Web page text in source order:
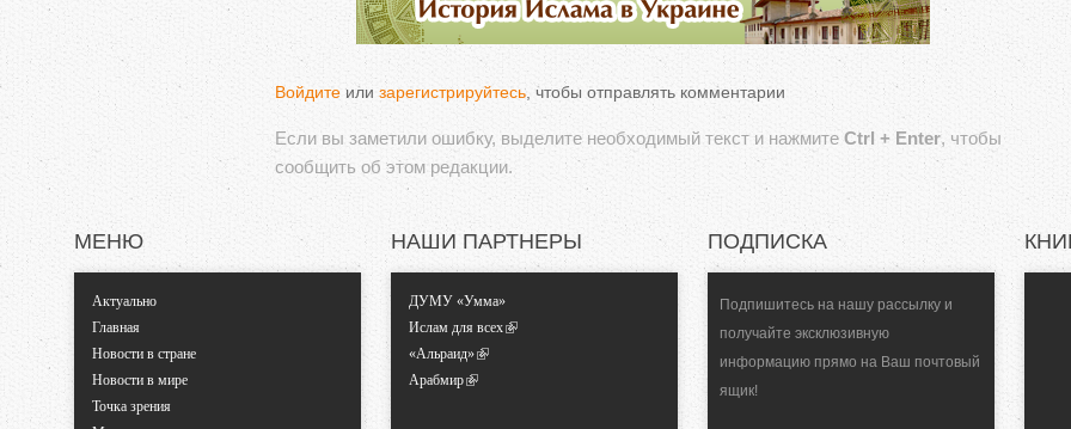
Войдите или зарегистрируйтесь , чтобы отправлять комментарии
Если вы заметили ошибку, выделите необходимый текст и нажмите Ctrl + Enter, чтобы
сообщить об этом редакции.
МЕНЮ
Актуально
Главная
Новости в стране
Новости в мире
Точка зрения
НАШИ ПАРТНЕРЫ
ДУМУ «Умма»
Ислам для всех
«Альраид»
Арабмир
ПОДПИСКА
Подпишитесь на нашу рассылку и
получайте эксклюзивную
информацию прямо на Ваш почтовый
ящик!